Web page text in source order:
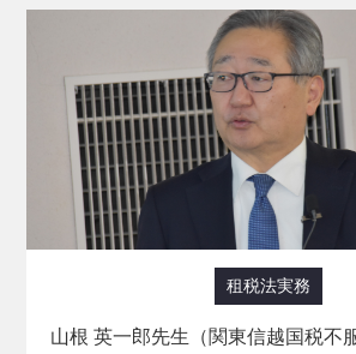
租税法実務
山根 英一郎先生（関東信越国税不